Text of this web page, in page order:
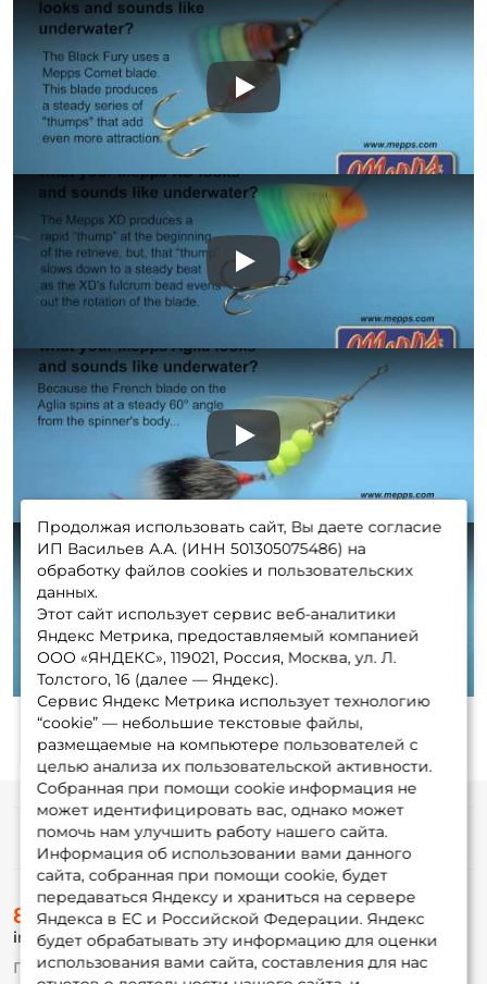
Play
Play
Play
Play
Продолжая использовать сайт, Вы даете согласие
ИП Васильев А.А. (ИНН 501305075486) на
обработку файлов cookies и пользовательских
данных.
Этот сайт использует сервис веб-аналитики
Яндекс Метрика, предоставляемый компанией
ООО «ЯНДЕКС», 119021, Россия, Москва, ул. Л.
Толстого, 16 (далее — Яндекс).
Сервис Яндекс Метрика использует технологию
“cookie” — небольшие текстовые файлы,
размещаемые на компьютере пользователей с
целью анализа их пользовательской активности.
Собранная при помощи cookie информация не
может идентифицировать вас, однако может
помочь нам улучшить работу нашего сайта.
Информация об использовании вами данного
сайта, собранная при помощи cookie, будет
передаваться Яндексу и храниться на сервере
Яндекса в ЕС и Российской Федерации. Яндекс
будет обрабатывать эту информацию для оценки
использования вами сайта, составления для нас
Информация
О магазине
Доставка
Оплата
Fox-bonus
Гуру
8 (495) 532-77-88
info@foxfishing.ru
По вопросам с заказом